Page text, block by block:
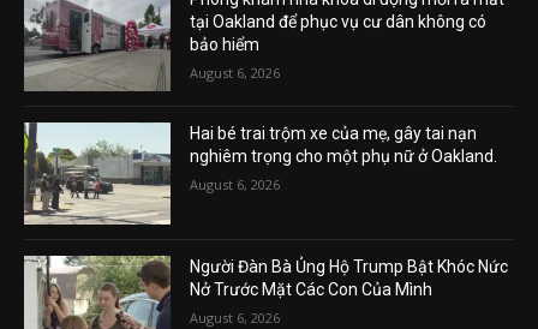
tại Oakland để phục vụ cư dân không có
bảo hiểm
August 6, 2026
Hai bé trai trộm xe của mẹ, gây tai nạn
nghiêm trọng cho một phụ nữ ở Oakland.
August 6, 2026
Người Đàn Bà Ủng Hộ Trump Bật Khóc Nức
Nở Trước Mặt Các Con Của Mình
August 6, 2026